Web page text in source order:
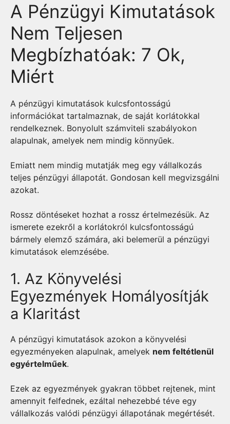
A Pénzügyi Kimutatások
Nem Teljesen
Megbízhatóak: 7 Ok,
Miért
A pénzügyi kimutatások kulcsfontosságú
információkat tartalmaznak, de saját korlátokkal
rendelkeznek. Bonyolult számviteli szabályokon
alapulnak, amelyek nem mindig könnyűek.
Emiatt nem mindig mutatják meg egy vállalkozás
teljes pénzügyi állapotát. Gondosan kell megvizsgálni
azokat.
Rossz döntéseket hozhat a rossz értelmezésük. Az
ismerete ezekről a korlátokról kulcsfontosságú
bármely elemző számára, aki belemerül a pénzügyi
kimutatások elemzésébe.
1. Az Könyvelési
Egyezmények Homályosítják
a Klaritást
A pénzügyi kimutatások azokon a könyvelési
egyezményeken alapulnak, amelyek nem feltétlenül
egyértelműek.
Ezek az egyezmények gyakran többet rejtenek, mint
amennyit felfednek, ezáltal nehezebbé téve egy
vállalkozás valódi pénzügyi állapotának megértését.